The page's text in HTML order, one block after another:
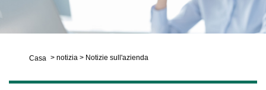
Casa > notizia > Notizie sull'azienda